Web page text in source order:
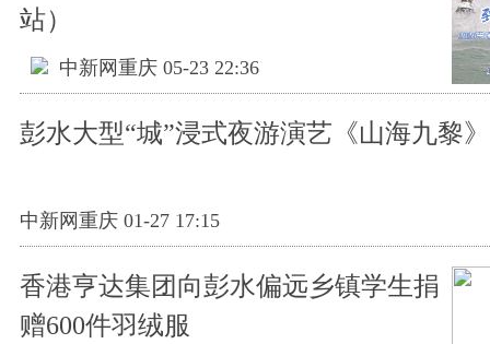
站）
中新网重庆 05-23 22:36
彭水大型“城”浸式夜游演艺《山海九黎
中新网重庆 01-27 17:15
香港亨达集团向彭水偏远乡镇学生捐
赠600件羽绒服